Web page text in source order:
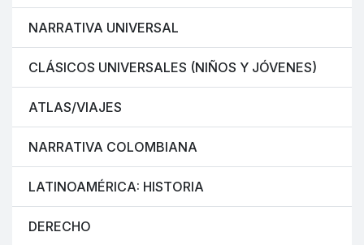
NARRATIVA UNIVERSAL
CLÁSICOS UNIVERSALES (NIÑOS Y JÓVENES)
ATLAS/VIAJES
NARRATIVA COLOMBIANA
LATINOAMÉRICA: HISTORIA
DERECHO